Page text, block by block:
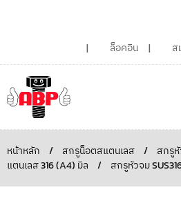
ล็อคอิน ส
หน้าหลัก / สกรูน็อตสแตนเลส / สกรู
แตนเลส 316 (A4) มิล
/ สกรูหัวจม